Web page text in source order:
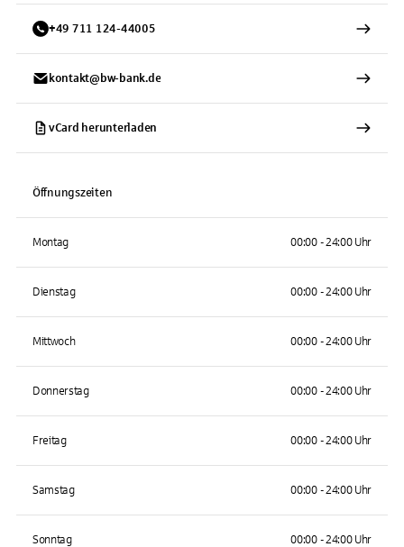
+49 711 124-44005
kontakt@bw-bank.de
vCard herunterladen
Öffnungszeiten
Montag 00:00 - 24:00 Uhr
Dienstag 00:00 - 24:00 Uhr
Mittwoch 00:00 - 24:00 Uhr
Donnerstag 00:00 - 24:00 Uhr
Freitag 00:00 - 24:00 Uhr
Samstag 00:00 - 24:00 Uhr
Sonntag 00:00 - 24:00 Uhr